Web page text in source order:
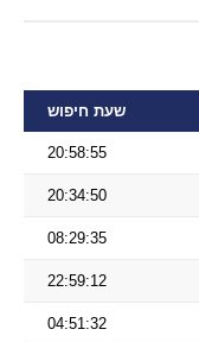
שעת חיפוש
20:58:55
20:34:50
08:29:35
22:59:12
04:51:32